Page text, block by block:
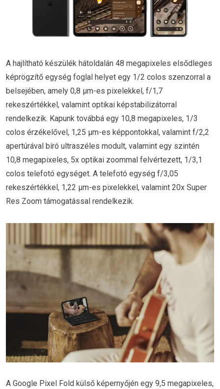
A hajlítható készülék hátoldalán 48 megapixeles elsődleges
képrögzítő egység foglal helyet egy 1/2 colos szenzorral a
belsejében, amely 0,8 μm-es pixelekkel, f/1,7
rekeszértékkel, valamint optikai képstabilizátorral
rendelkezik. Kapunk továbbá egy 10,8 megapixeles, 1/3
colos érzékelővel, 1,25 μm-es képpontokkal, valamint f/2,2
apertúrával bíró ultraszéles modult, valamint egy szintén
10,8 megapixeles, 5x optikai zoommal felvértezett, 1/3,1
colos telefotó egységet. A telefotó egység f/3,05
rekeszértékkel, 1,22 μm-es pixelekkel, valamint 20x Super
Res Zoom támogatással rendelkezik.
A Google Pixel Fold külső képernyőjén egy 9,5 megapixeles,